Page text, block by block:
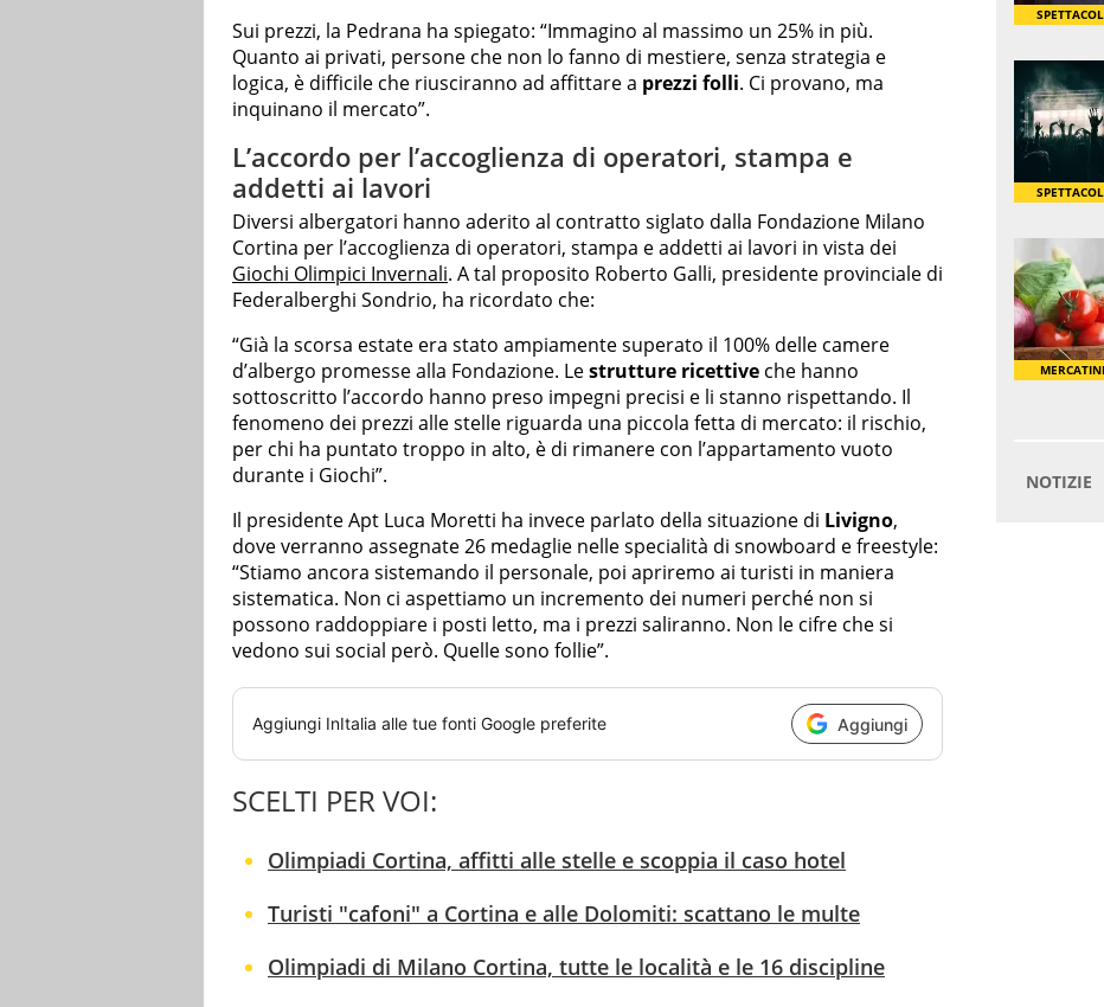
Sui prezzi, la Pedrana ha spiegato: “Immagino al massimo un 25% in più.
Quanto ai privati, persone che non lo fanno di mestiere, senza strategia e
logica, è difficile che riusciranno ad affittare a prezzi folli. Ci provano, ma
inquinano il mercato”.
L’accordo per l’accoglienza di operatori, stampa e
addetti ai lavori
Diversi albergatori hanno aderito al contratto siglato dalla Fondazione Milano
Cortina per l’accoglienza di operatori, stampa e addetti ai lavori in vista dei
Giochi Olimpici Invernali. A tal proposito Roberto Galli, presidente provinciale di
Federalberghi Sondrio, ha ricordato che:
“Già la scorsa estate era stato ampiamente superato il 100% delle camere
d’albergo promesse alla Fondazione. Lestrutture ricettive che hanno
sottoscritto l’accordo hanno preso impegni precisi e li stanno rispettando. Il
fenomeno dei prezzi alle stelle riguarda una piccola fetta di mercato: il rischio,
per chi ha puntato troppo in alto, è di rimanere con l’appartamento vuoto
durante i Giochi”.
Il presidente Apt Luca Moretti ha invece parlato della situazione di Livigno,
dove verranno assegnate 26 medaglie nelle specialità di snowboard e freestyle:
“Stiamo ancora sistemando il personale, poi apriremo ai turisti in maniera
sistematica. Non ci aspettiamo un incremento dei numeri perché non si
possono raddoppiare i posti letto, ma i prezzi saliranno. Non le cifre che si
vedono sui social però. Quelle sono follie”.
Aggiungi InItalia alle tue fonti Google preferite Aggiungi
SCELTI PER VOI:
Olimpiadi Cortina, affitti alle stelle e scoppia il caso hotel
Turisti "cafoni" a Cortina e alle Dolomiti: scattano le multe
Olimpiadi di Milano Cortina, tutte le località e le 16 discipline